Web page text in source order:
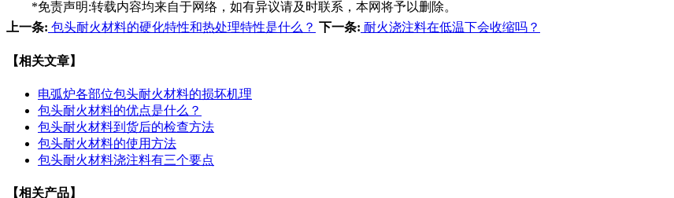
*免责声明:转载内容均来自于网络，如有异议请及时联系，本网将予以删除。
上一条: 包头耐火材料的硬化特性和热处理特性是什么？ 下一条: 耐火浇注料在低温下会收缩吗？
【相关文章】
电弧炉各部位包头耐火材料的损坏机理
包头耐火材料的优点是什么？
包头耐火材料到货后的检查方法
包头耐火材料的使用方法
包头耐火材料浇注料有三个要点
【相关产品】